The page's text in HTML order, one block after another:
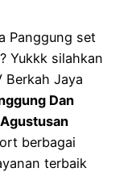
Panggung set
Yukkk silahkan
Berkah Jaya
Dan
berbagai
terbaik